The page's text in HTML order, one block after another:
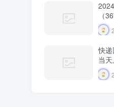
（
快
当